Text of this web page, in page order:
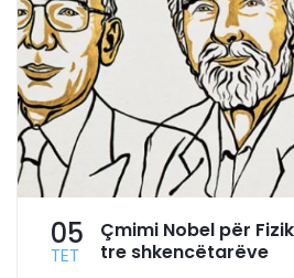
05
TET
Çmimi Nobel për
tre shkencëtarëve